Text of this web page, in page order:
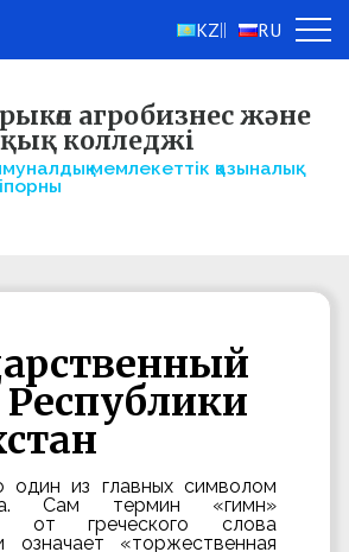
KZ RU
агробизнес және
колледжі
мемлекеттік қазыналық
один из главных символом
Сам термин «гимн»
от греческого слова
означает «торжественная